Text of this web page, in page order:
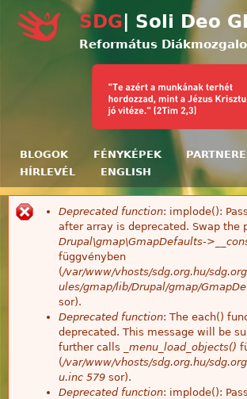
Ugrás a tartalomra
SDG | Soli Deo
Református
BLOGOK FÉNYKÉPEK
HÍRLEVÉL
ENGLISH
Hibaüzenet
Deprecated function: implode():
after array is deprecated. Swap the
Drupal\gmap\GmapDefaults-
függvényben
(/var/www/vhosts/sdg.org.hu/
ules/gmap/lib/Drupal/gmap/
sor).
Deprecated function: The each()
deprecated. This message will be
further calls
_menu_load_objects()
(/var/www/vhosts/sdg.org.hu/
u.inc 579 sor).
Deprecated function: implode():